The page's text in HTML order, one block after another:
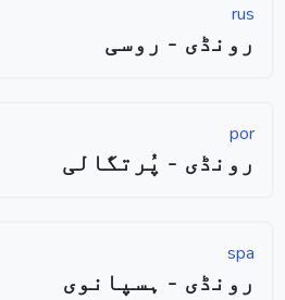
rus
رونڈی - روسی
por
رونڈی - پُرتگالی
spa
رونڈی - ہسپانوی